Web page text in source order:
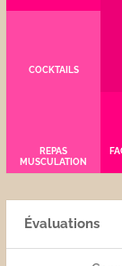
COCKTAILS
REPAS
MUSCULATION
Évaluations